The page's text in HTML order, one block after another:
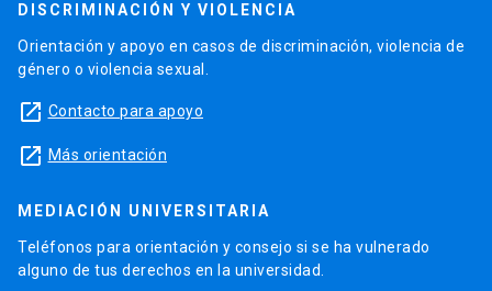
DISCRIMINACIÓN Y VIOLENCIA
Orientación y apoyo en casos de discriminación, violencia de
género o violencia sexual.
launch Contacto para apoyo
launch Más orientación
MEDIACIÓN UNIVERSITARIA
Teléfonos para orientación y consejo si se ha vulnerado
alguno de tus derechos en la universidad.